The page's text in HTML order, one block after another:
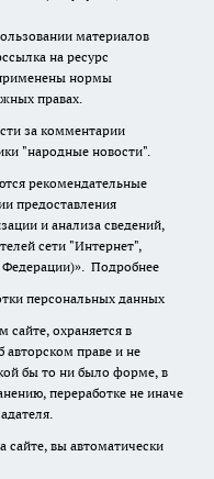
материалов
на ресурс
нормы
правах.
за комментарии
"народные новости".
рекомендательные
предоставления
и анализа сведений,
сети "Интернет",
Подробнее
персональных данных
охраняется в
авторском праве и не
бы то ни было форме, в
переработке не иначе
сайте, вы автоматически